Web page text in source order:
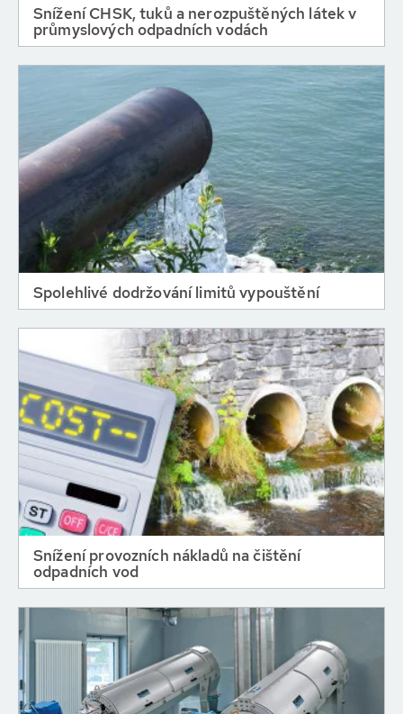
Snížení CHSK, tuků a nerozpuštěných látek v
průmyslových odpadních vodách
Spolehlivé dodržování limitů vypouštění
Snížení provozních nákladů na čištění
odpadních vod